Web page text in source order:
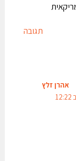
תגובה
אהרן זלץ
ט׳ באייר ה׳תשפ״ד – 17/05/2024 ב 12:22